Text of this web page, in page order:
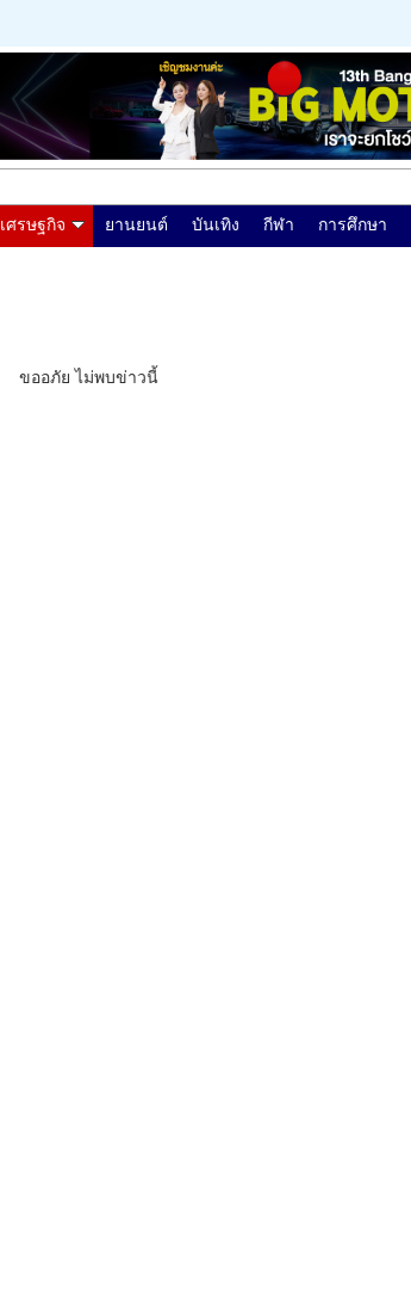
เศรษฐกิจ ยานยนต์ บันเทิง กีฬา การศึกษา
ขออภัย ไม่พบข่าวนี้